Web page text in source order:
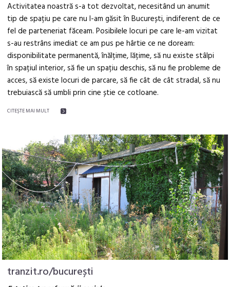
Activitatea noastră s-a tot dezvoltat, necesitând un anumit
tip de spațiu pe care nu l-am găsit în București, indiferent de ce
fel de parteneriat făceam. Posibilele locuri pe care le-am vizitat
s-au restrâns imediat ce am pus pe hârtie ce ne doream:
disponibilitate permanentă, înălțime, lățime, să nu existe stâlpi
în spațiul interior, să fie un spațiu deschis, să nu fie probleme de
acces, să existe locuri de parcare, să fie cât de cât stradal, să nu
trebuiască să umbli prin cine știe ce cotloane.
CITEŞTE MAI MULT
tranzit.ro/bucurești